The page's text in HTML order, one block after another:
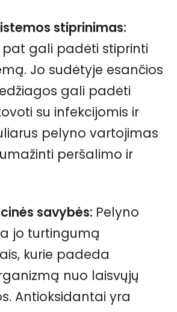
stiprinimas:
gali padėti stiprinti
Jo sudėtyje esančios
gali padėti
su infekcijomis ir
pelyno vartojimas
peršalimo ir
savybės: Pelyno
jo turtingumą
kurie padeda
nuo laisvųjų
Antioksidantai yra